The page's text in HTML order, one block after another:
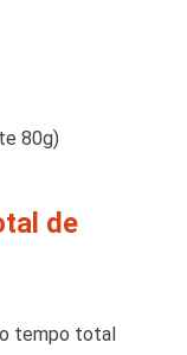
80g)
de
tempo total